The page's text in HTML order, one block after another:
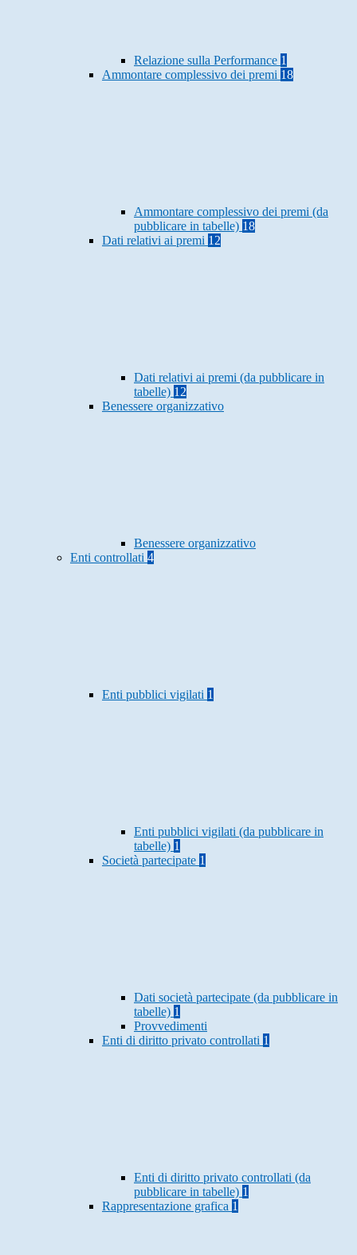
Relazione sulla Performance 1
Ammontare complessivo dei premi 18
Ammontare complessivo dei premi (da
pubblicare in tabelle) 18
Dati relativi ai premi 12
Dati relativi ai premi (da pubblicare in
tabelle) 12
Benessere organizzativo
Benessere organizzativo
Enti controllati 4
Enti pubblici vigilati 1
Enti pubblici vigilati (da pubblicare in
tabelle) 1
Società partecipate 1
Dati società partecipate (da pubblicare in
tabelle) 1
Provvedimenti
Enti di diritto privato controllati 1
Enti di diritto privato controllati (da
pubblicare in tabelle) 1
Rappresentazione grafica 1